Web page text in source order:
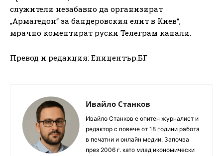
служители незабавно да организират
„Армагедон“ за бандеровския елит в Киев“,
мрачно коментират руски Телеграм канали.
Превод и редакция: Епицентър.БГ
Ивайло Станков
Ивайло Станков е опитен журналист и
редактор с повече от 18 години работа
в печатни и онлайн медии. Започва
през 2006 г. като млад икономически